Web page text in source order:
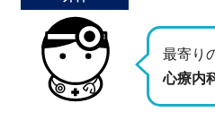
最寄り
心療内